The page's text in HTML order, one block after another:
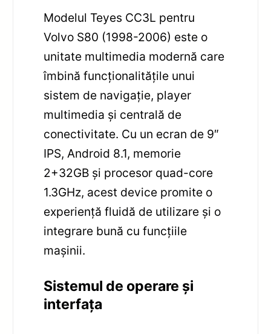
Modelul Teyes CC3L pentru
Volvo S80 (1998-2006) este o
unitate multimedia modernă care
îmbină funcționalitățile unui
sistem de navigație, player
multimedia și centrală de
conectivitate. Cu un ecran de 9″
IPS, Android 8.1, memorie
2+32GB și procesor quad-core
1.3GHz, acest device promite o
experiență fluidă de utilizare și o
integrare bună cu funcțiile
mașinii.
Sistemul de operare și
interfața